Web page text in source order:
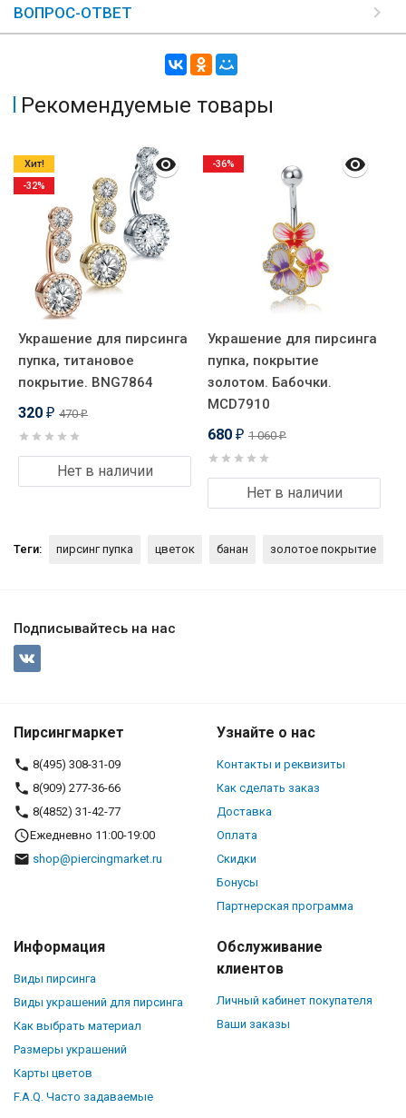
ВОПРОС-ОТВЕТ
Рекомендуемые товары
Украшение для пирсинга
пупка, титановое
покрытие. BNG7864
320 ₽ 470₽
Нет в наличии
Хит!
-32%
Украшение для пирсинга
пупка, покрытие
золотом. Бабочки.
MCD7910
680 ₽ 1 060₽
Нет в наличии
-36%
Теги: пирсинг пупка цветок банан золотое покрытие
Подписывайтесь на нас
Пирсингмаркет
8(495) 308-31-09
8(909) 277-36-66
8(4852) 31-42-77
Ежедневно 11:00-19:00
shop@piercingmarket.ru
Узнайте о нас
Контакты и реквизиты
Как сделать заказ
Доставка
Оплата
Скидки
Бонусы
Партнерская программа
Информация
Виды пирсинга
Виды украшений для пирсинга
Как выбрать материал
Размеры украшений
Карты цветов
F.A.Q. Часто задаваемые
Обслуживание
клиентов
Личный кабинет покупателя
Ваши заказы